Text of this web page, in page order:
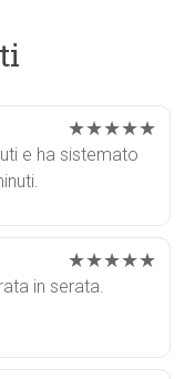
★★★★★
e ha sistemato
★★★★★
in serata.